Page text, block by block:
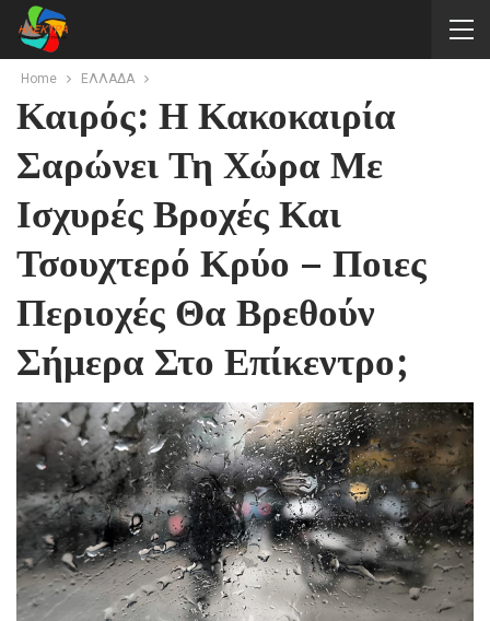
Home ΕΛΛΑΔΑ
Καιρός: Η Κακοκαιρία
Σαρώνει Τη Χώρα Με
Ισχυρές Βροχές Και
Τσουχτερό Κρύο – Ποιες
Περιοχές Θα Βρεθούν
Σήμερα Στο Επίκεντρο;